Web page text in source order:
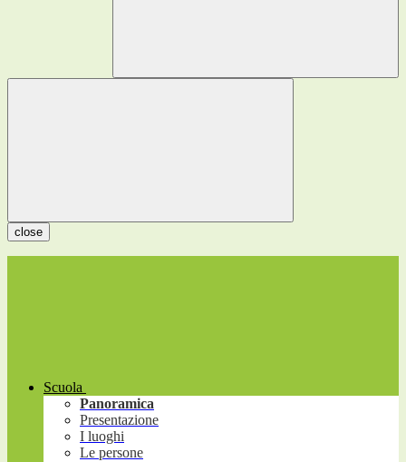
close
Scuola
Panoramica
Presentazione
I luoghi
Le persone